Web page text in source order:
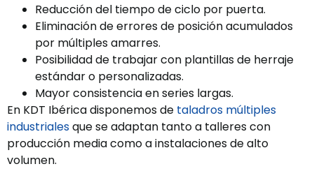
Reducción del tiempo de ciclo por puerta.
Eliminación de errores de posición acumulados
por múltiples amarres.
Posibilidad de trabajar con plantillas de herraje
estándar o personalizadas.
Mayor consistencia en series largas.
En KDT Ibérica disponemos de taladros múltiples
industrialesque se adaptan tanto a talleres con
producción media como a instalaciones de alto
volumen.